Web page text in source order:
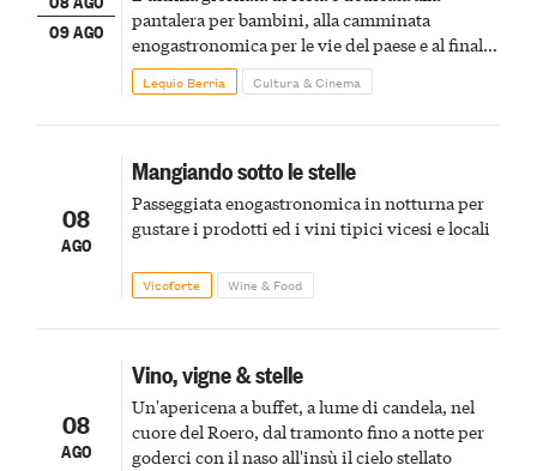
09 AGO
pantalera per bambini, alla camminata
enogastronomica per le vie del paese e al finale
pirotecnico
Lequio Berria Cultura & Cinema
08
AGO
Mangiando sotto le stelle
Passeggiata enogastronomica in notturna per
gustare i prodotti ed i vini tipici vicesi e locali
Vicoforte Wine & Food
08
AGO
Vino, vigne & stelle
Un'apericena a buffet, a lume di candela, nel
cuore del Roero, dal tramonto fino a notte per
goderci con il naso all'insù il cielo stellato